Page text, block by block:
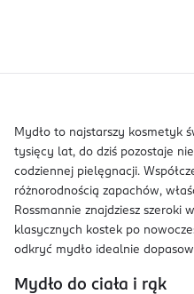
Mydło to najstarszy kosmetyk
tysięcy lat, do dziś pozostaje
codziennej pielęgnacji.
różnorodnością zapachów,
Rossmannie znajdziesz
klasycznych kostek po
odkryć mydło idealnie
Mydło do ciała i rąk